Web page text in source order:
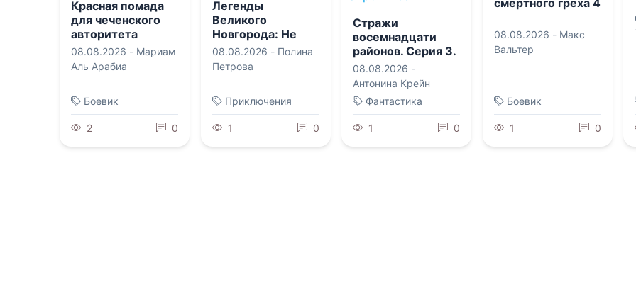
Красная помада
для чеченского
авторитета
08.08.2026 - Мариам
Аль Арабиа
Боевик
2 0
Легенды
Великого
Новгорода: Не
будите Лихо
08.08.2026 - Полина
Петрова
Приключения
1 0
Стражи
восемнадцати
районов. Серия 3.
Байронический
тип
08.08.2026 -
Антонина Крейн
Фантастика
1 0
08.08.2026 - Макс
Вальтер
Боевик
1 0